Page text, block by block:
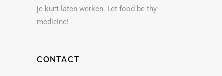
je kunt laten werken. Let food be thy
medicine!
CONTACT